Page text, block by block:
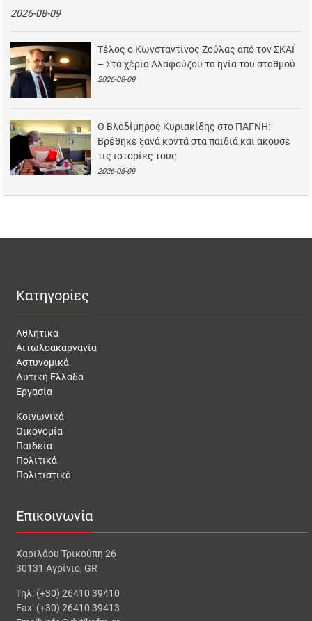
2026-08-09
Τέλος ο Κωνσταντίνος Ζούλας από τον ΣΚΑΪ
– Στα χέρια Αλαφούζου τα ηνία του σταθμού
2026-08-09
Ο Βλαδίμηρος Κυριακίδης στο ΠΑΓΝΗ:
Βρέθηκε ξανά κοντά στα παιδιά και άκουσε
τις ιστορίες τους
2026-08-09
Κατηγορίες
Αθλητικά
Αιτωλοακαρνανία
Αστυνομικά
Δυτική Ελλάδα
Εργασία
Κοινωνικά
Οικονομία
Παιδεία
Πολιτικά
Πολιτιστικά
Επικοινωνία
Χαριλάου Τρικούπη 26
30131 Αγρίνιο, GR
Τηλ: (+30) 26410 39410
Fax: (+30) 26410 39413